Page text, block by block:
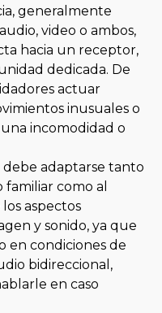
generalmente
video o ambos,
hacia un receptor,
dedicada. De
actuar
inusuales o
incomodidad o
debe adaptarse tanto
como al
aspectos
y sonido, ya que
en condiciones de
bidireccional,
en caso